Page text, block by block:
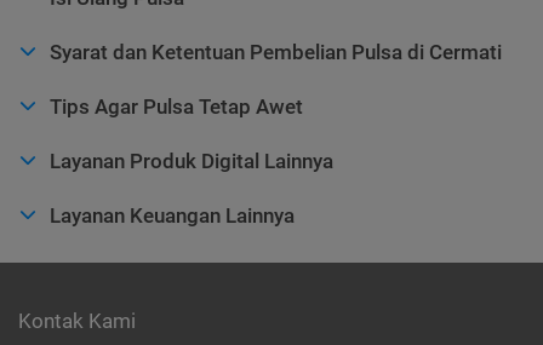
Syarat dan Ketentuan Pembelian Pulsa di Cermati
Tips Agar Pulsa Tetap Awet
Layanan Produk Digital Lainnya
Layanan Keuangan Lainnya
Kontak Kami